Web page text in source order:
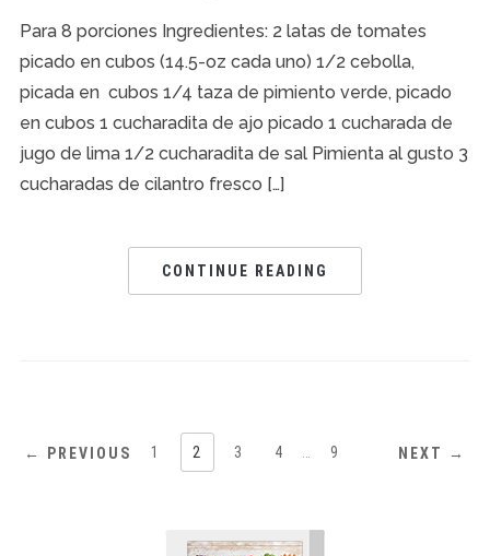
Para 8 porciones Ingredientes: 2 latas de tomates
picado en cubos (14.5-oz cada uno) 1/2 cebolla,
picada en cubos 1/4 taza de pimiento verde, picado
en cubos 1 cucharadita de ajo picado 1 cucharada de
jugo de lima 1/2 cucharadita de sal Pimienta al gusto 3
cucharadas de cilantro fresco […]
CONTINUE READING
← PREVIOUS 1 2 3 4 9 NEXT →